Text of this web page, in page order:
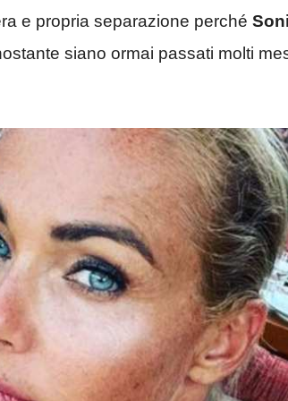
e propria separazione perché
siano ormai passati molti